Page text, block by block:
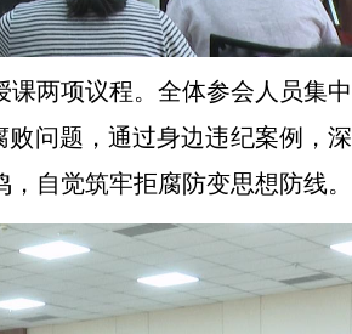
两项议程。全体参会人员集中
问题，通过身边违纪案例，深
自觉筑牢拒腐防变思想防线。